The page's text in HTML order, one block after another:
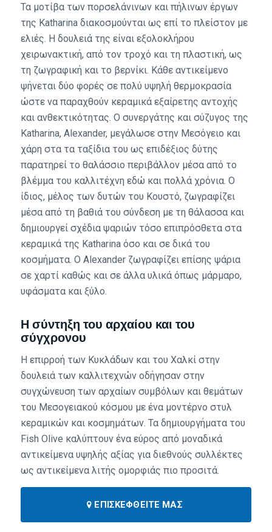
Τα μοτίβα των πορσελάνινων και πήλινων έργων
της Katharina διακοσμούνται ως επί το πλείστον με
ελιές. Η δουλειά της είναι εξολοκλήρου
χειρωνακτική, από τον τροχό και τη πλαστική, ως
τη ζωγραφική και το βερνίκι. Κάθε αντικείμενο
ψήνεται δύο φορές σε πολύ υψηλή θερμοκρασία
ώστε να παραχθούν κεραμικά εξαίρετης αντοχής
και ανθεκτικότητας. Ο συνεργάτης και σύζυγος της
Katharina, Alexander, μεγάλωσε στην Μεσόγειο και
χάρη στα τα ταξίδια του ως επιδέξιος δύτης
παρατηρεί το θαλάσσιο περιβάλλον μέσα από το
βλέμμα του καλλιτέχνη εδώ και πολλά χρόνια. Ο
ίδιος, μέλος των δυτών του Κουστό, ζωγραφίζει
μέσα από τη βαθιά του σύνδεση με τη θάλασσα και
δημιουργεί σχέδια ψαριών τόσο επιπρόσθετα στα
κεραμικά της Katharina όσο και σε δικά του
κοσμήματα. Ο Alexander ζωγραφίζει επίσης ψάρια
σε χαρτί καθώς και σε άλλα υλικά όπως μάρμαρο,
υφάσματα και ξύλο.
Η σύντηξη του αρχαίου και του
σύγχρονου
Η επιρροή των Κυκλάδων και του Χαλκί στην
δουλειά των καλλιτεχνών οδήγησαν στην
συγχώνευση των αρχαίων συμβόλων και θεμάτων
του Μεσογειακού κόσμου με ένα μοντέρνο στυλ
κεραμικών και κοσμημάτων. Τα δημιουργήματα του
Fish Olive καλύπτουν ένα εύρος από μοναδικά
αντικείμενα υψηλής αξίας για διεθνούς συλλέκτες
ως αντικείμενα λιτής ομορφιάς πιο προσιτά.
ΕΠΙΣΚΕΦΘΕΊΤΕ ΜΑΣ